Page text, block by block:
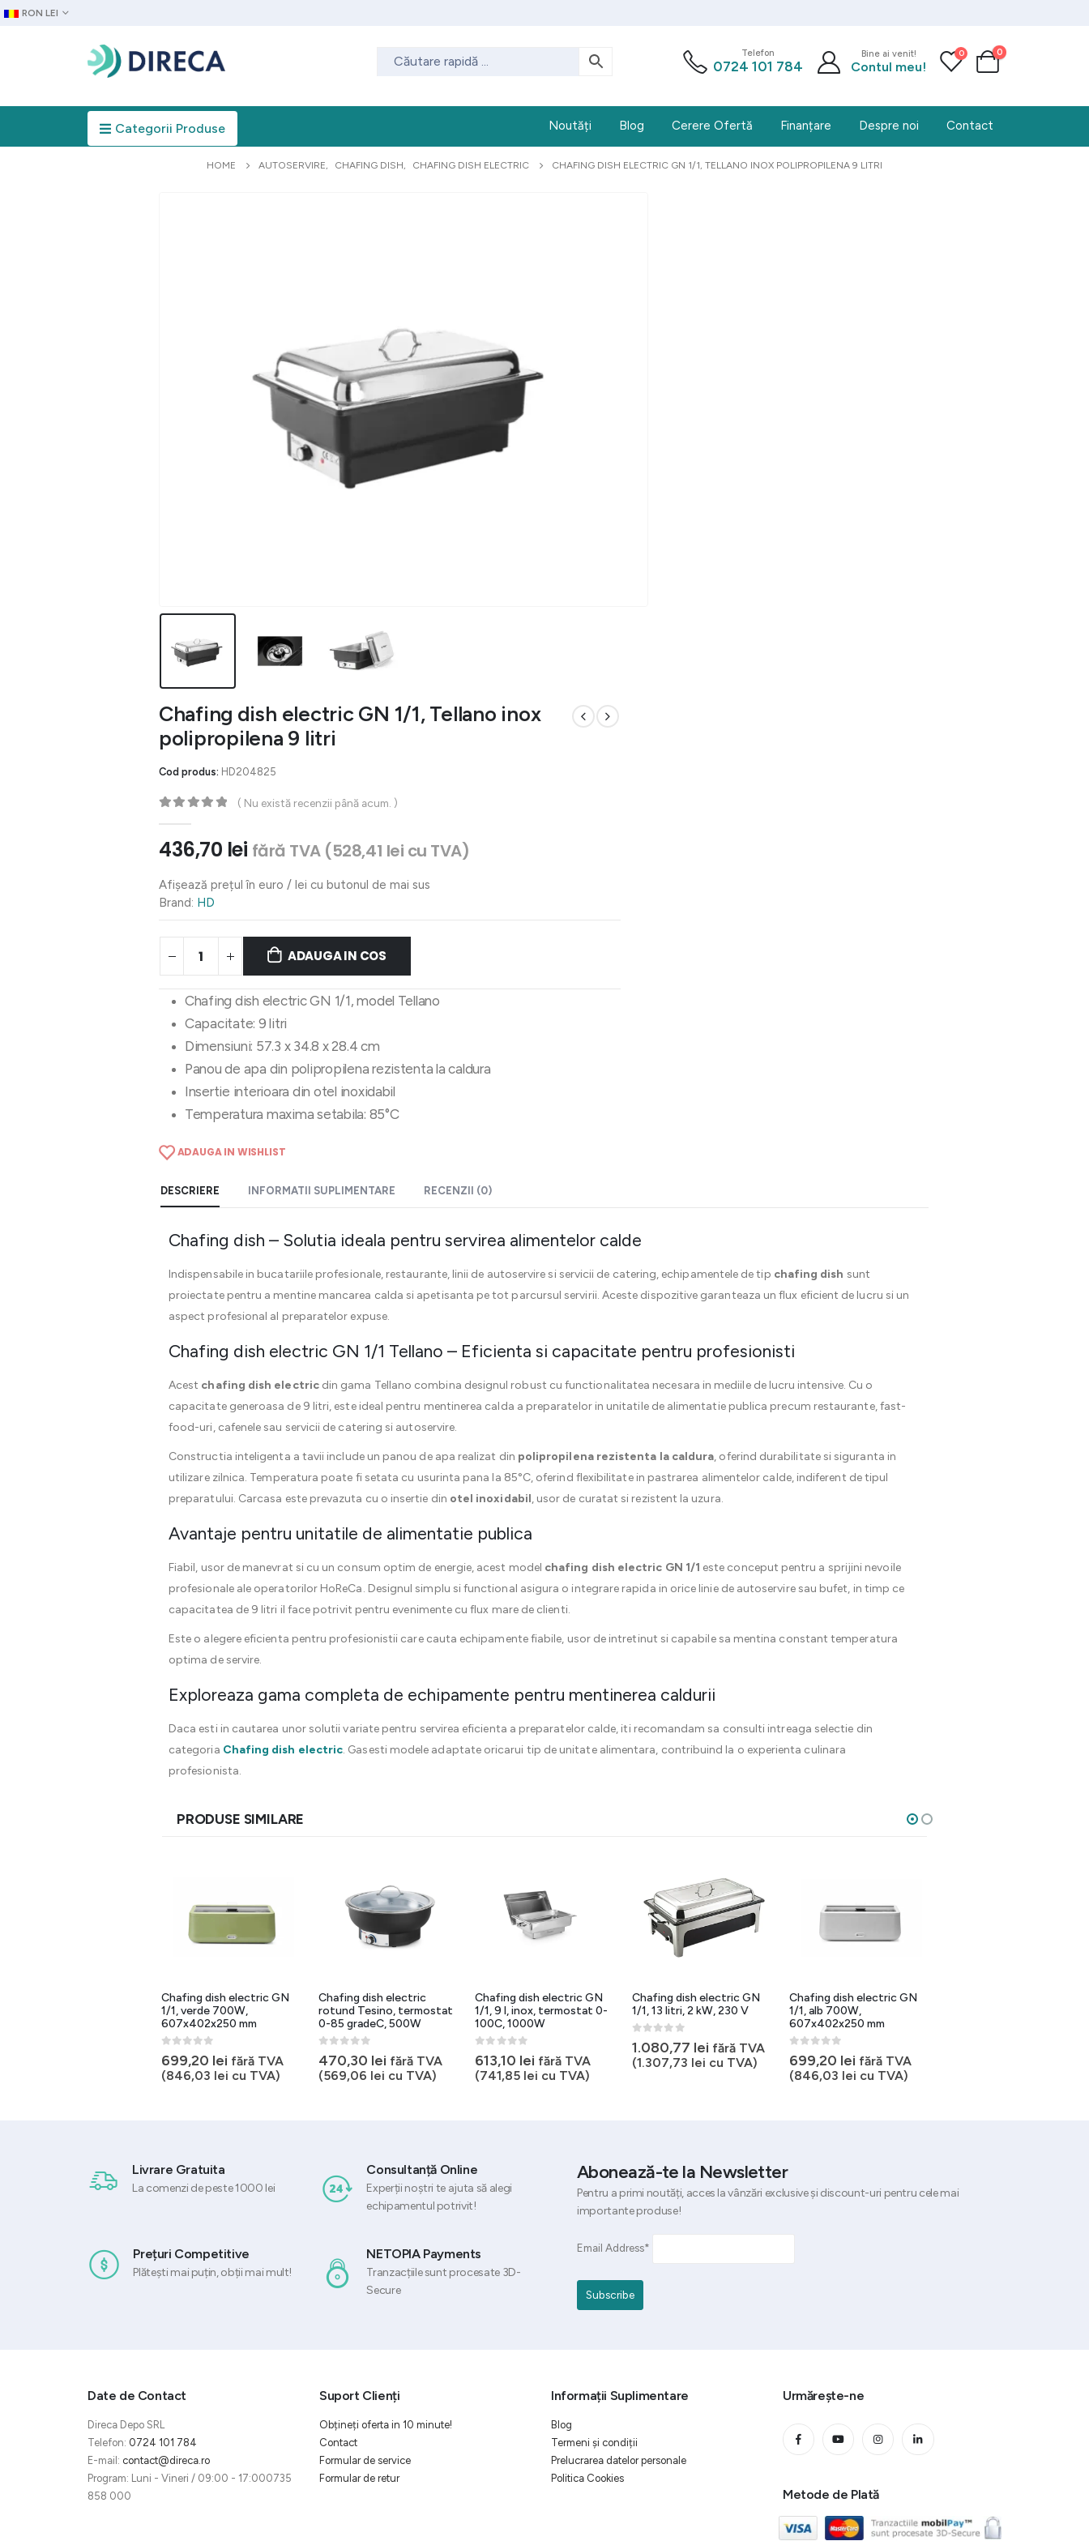
RON LEI
Telefon
0724 101 784
Bine ai venit!
Contul meu!
0 0
Categorii Produse Noutăți Blog Cerere Ofertă Finanțare Despre noi Contact
HOME AUTOSERVIRE, CHAFING DISH, CHAFING DISH ELECTRIC CHAFING DISH ELECTRIC GN 1/1, TELLANO INOX POLIPROPILENA 9 LITRI
Chafing dish electric GN 1/1, Tellano inox
polipropilena 9 litri
Cod produs: HD204825
( Nu există recenzii până acum. )
436,70 lei fără TVA (528,41 lei cu TVA)
Afișează prețul în euro / lei cu butonul de mai sus
Brand: HD
ADAUGA IN COS
Chafing dish electric GN 1/1, model Tellano
Capacitate: 9 litri
Dimensiuni: 57.3 x 34.8 x 28.4 cm
Panou de apa din polipropilena rezistenta la caldura
Insertie interioara din otel inoxidabil
Temperatura maxima setabila: 85°C
ADAUGA IN WISHLIST
DESCRIERE INFORMATII SUPLIMENTARE RECENZII (0)
Chafing dish – Solutia ideala pentru servirea alimentelor calde
Indispensabile in bucatariile profesionale, restaurante, linii de autoservire si servicii de catering, echipamentele de tip chafing dish sunt
proiectate pentru a mentine mancarea calda si apetisanta pe tot parcursul servirii. Aceste dispozitive garanteaza un flux eficient de lucru si un
aspect profesional al preparatelor expuse.
Chafing dish electric GN 1/1 Tellano – Eficienta si capacitate pentru profesionisti
Acest chafing dish electricdin gama Tellano combina designul robust cu functionalitatea necesara in mediile de lucru intensive. Cu o
capacitate generoasa de 9 litri, este ideal pentru mentinerea calda a preparatelor in unitatile de alimentatie publica precum restaurante, fast-
food-uri, cafenele sau servicii de catering si autoservire.
Constructia inteligenta a tavii include un panou de apa realizat din polipropilena rezistenta la caldura, oferind durabilitate si siguranta in
utilizare zilnica. Temperatura poate fi setata cu usurinta pana la 85°C, oferind flexibilitate in pastrarea alimentelor calde, indiferent de tipul
preparatului. Carcasa este prevazuta cu o insertie din otel inoxidabil, usor de curatat si rezistent la uzura.
Avantaje pentru unitatile de alimentatie publica
Fiabil, usor de manevrat si cu un consum optim de energie, acest model chafing dish electric GN 1/1 este conceput pentru a sprijini nevoile
profesionale ale operatorilor HoReCa. Designul simplu si functional asigura o integrare rapida in orice linie de autoservire sau bufet, in timp ce
capacitatea de 9 litri il face potrivit pentru evenimente cu flux mare de clienti.
Este o alegere eficienta pentru profesionistii care cauta echipamente fiabile, usor de intretinut si capabile sa mentina constant temperatura
optima de servire.
Exploreaza gama completa de echipamente pentru mentinerea caldurii
Daca esti in cautarea unor solutii variate pentru servirea eficienta a preparatelor calde, iti recomandam sa consulti intreaga selectie din
categoria Chafing dish electric. Gasesti modele adaptate oricarui tip de unitate alimentara, contribuind la o experienta culinara
profesionista.
PRODUSE SIMILARE
Prețul
curent
Chafing dish electric GN
1/1, verde 700W,
607x402x250 mm
0out of 5
699,20 lei fără TVA
(846,03 lei cu TVA)
Chafing dish electric
rotund Tesino, termostat
0-85 gradeC, 500W
0out of 5
470,30 lei fără TVA
(569,06 lei cu TVA)
Chafing dish electric GN
1/1, 9 l, inox, termostat 0-
100C, 1000W
0out of 5
613,10 lei fără TVA
(741,85 lei cu TVA)
Chafing dish electric GN
1/1, 13 litri, 2 kW, 230 V
0 out of 5
1.080,77 lei fără TVA
(1.307,73 lei cu TVA)
Chafing dish electric GN
1/1, alb 700W,
607x402x250 mm
0out of 5
699,20 lei fără TVA
(846,03 lei cu TVA)
Livrare Gratuita
La comenzi de peste 1000 lei
Consultanță Online
Experții noștri te ajuta să alegi
echipamentul potrivit!
Prețuri Competitive
Plătești mai puțin, obții mai mult!
NETOPIA Payments
Tranzacțiile sunt procesate 3D-
Secure
Abonează-te la Newsletter
Pentru a primi noutăți, acces la vânzări exclusive și discount-uri pentru cele mai
importante produse!
Email Address*
Date de Contact
Direca Depo SRL
Telefon: 0724 101 784
E-mail: contact@direca.ro
Program: Luni - Vineri / 09:00 - 17:000735
858 000
Suport Clienți
Obțineți oferta in 10 minute!
Contact
Formular de service
Formular de retur
Informații Suplimentare
Blog
Termeni și condiții
Prelucrarea datelor personale
Politica Cookies
Urmărește-ne
Metode de Plată